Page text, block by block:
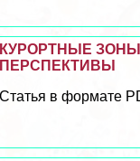
КУРОРТНЫЕ
ПЕРСПЕКТИВЫ
Статья в формате